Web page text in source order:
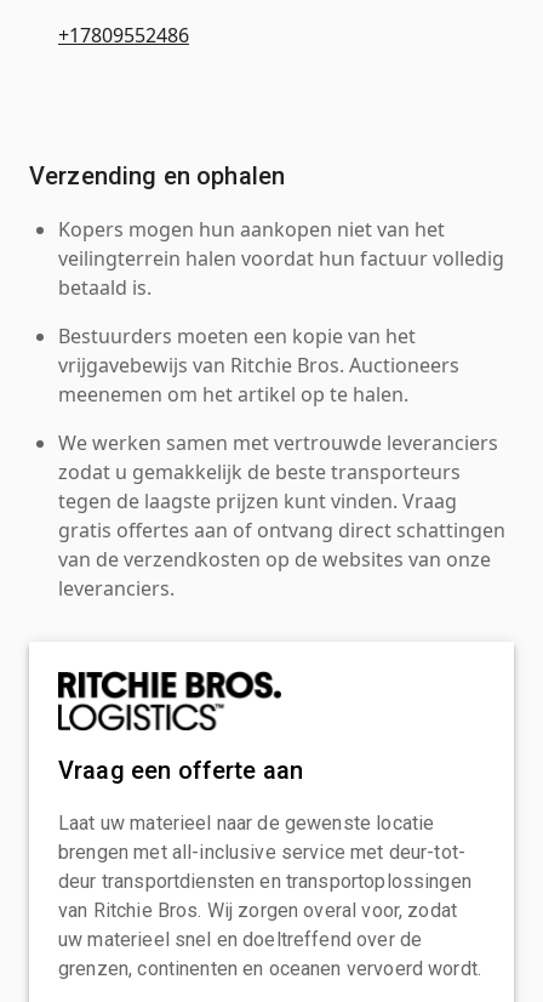
+17809552486
Verzending en ophalen
Kopers mogen hun aankopen niet van het
veilingterrein halen voordat hun factuur volledig
betaald is.
Bestuurders moeten een kopie van het
vrijgavebewijs van Ritchie Bros. Auctioneers
meenemen om het artikel op te halen.
We werken samen met vertrouwde leveranciers
zodat u gemakkelijk de beste transporteurs
tegen de laagste prijzen kunt vinden. Vraag
gratis offertes aan of ontvang direct schattingen
van de verzendkosten op de websites van onze
leveranciers.
Vraag een offerte aan
Laat uw materieel naar de gewenste locatie
brengen met all-inclusive service met deur-tot-
deur transportdiensten en transportoplossingen
van Ritchie Bros. Wij zorgen overal voor, zodat
uw materieel snel en doeltreffend over de
grenzen, continenten en oceanen vervoerd wordt.